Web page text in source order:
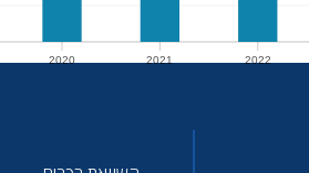
2020 2021 2022